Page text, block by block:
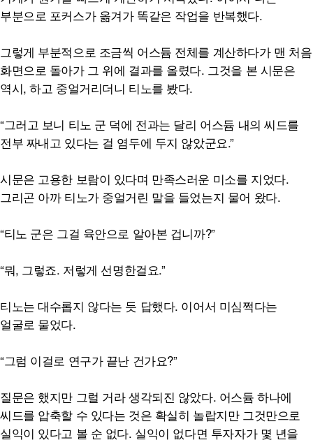
부분으로 포커스가 옮겨가 똑같은 작업을 반복했다.
그렇게 부분적으로 조금씩 어스듐 전체를 계산하다가 맨 처음
화면으로 돌아가 그 위에 결과를 올렸다. 그것을 본 시문은
역시, 하고 중얼거리더니 티노를 봤다.
“그러고 보니 티노 군 덕에 전과는 달리 어스듐 내의 씨드를
전부 짜내고 있다는 걸 염두에 두지 않았군요.”
시문은 고용한 보람이 있다며 만족스러운 미소를 지었다.
그리곤 아까 티노가 중얼거린 말을 들었는지 물어 왔다.
“티노 군은 그걸 육안으로 알아본 겁니까?”
“뭐, 그렇죠. 저렇게 선명한걸요.”
티노는 대수롭지 않다는 듯 답했다. 이어서 미심쩍다는
얼굴로 물었다.
“그럼 이걸로 연구가 끝난 건가요?”
질문은 했지만 그럴 거라 생각되진 않았다. 어스듐 하나에
씨드를 압축할 수 있다는 것은 확실히 놀랍지만 그것만으로
실익이 있다고 볼 순 없다. 실익이 없다면 투자자가 몇 년을